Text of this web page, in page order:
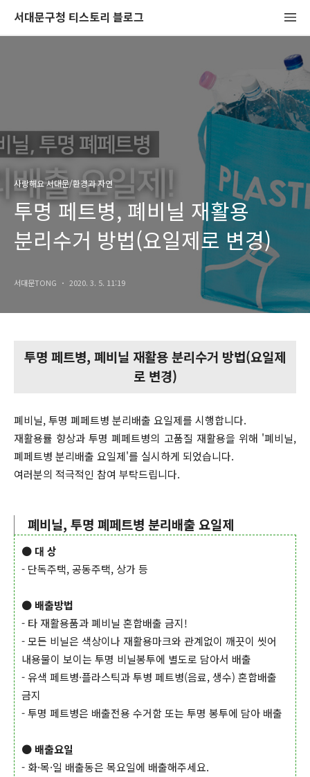
서대문구청 티스토리 블로그
사랑해요 서대문/환경과 자연
투명 페트병, 폐비닐 재활용
분리수거 방법(요일제로 변경)
서대문TONG 2020. 3. 5. 11:19
투명 페트병, 폐비닐 재활용 분리수거 방법(요일제
로 변경)
폐비닐, 투명 폐페트병 분리배출 요일제를 시행합니다.
재활용률 향상과 투명 폐페트병의 고품질 재활용을 위해 '폐비닐,
폐페트병 분리배출 요일제'를 실시하게 되었습니다.
여러분의 적극적인 참여 부탁드립니다.
폐비닐, 투명 폐페트병 분리배출 요일제
● 대 상
- 단독주택, 공동주택, 상가 등
● 배출방법
- 타 재활용품과 폐비닐 혼합배출 금지!
- 모든 비닐은 색상이나 재활용마크와 관계없이 깨끗이 씻어
내용물이 보이는 투명 비닐봉투에 별도로 담아서 배출
- 유색 페트병·플라스틱과 투병 페트병(음료, 생수) 혼합배출
금지
- 투명 페트병은 배출전용 수거함 또는 투명 봉투에 담아 배출
● 배출요일
- 화·목·일 배출동은 목요일에 배출해주세요.